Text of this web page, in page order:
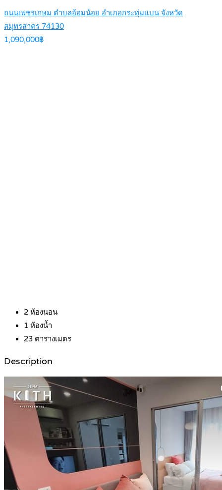
ถนนเพชรเกษม ตำบลอ้อมน้อย อำเภอกระทุ่มแบน จังหวัด
สมุทรสาคร 74130
1,090,000฿
2 ห้องนอน
1 ห้องน้ำ
23 ตารางเมตร
Description